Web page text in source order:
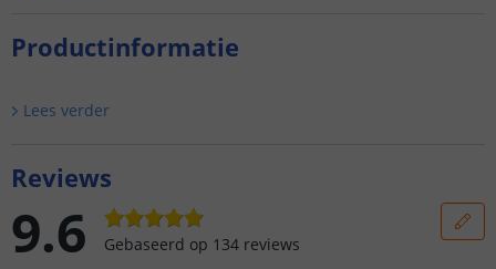
Productinformatie
Lees verder
Reviews
9.6 Gebaseerd op 134 reviews